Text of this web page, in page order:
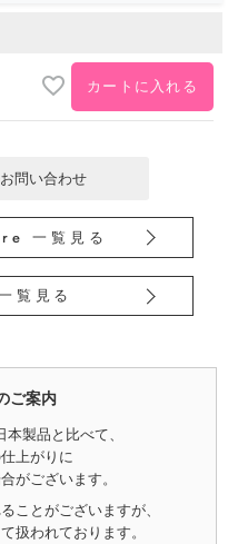
カートに入れる
問い合わせ
一覧見る
覧見る
ご案内
製品と比べて、
上がりに
がございます。
ことがございますが、
扱われております。